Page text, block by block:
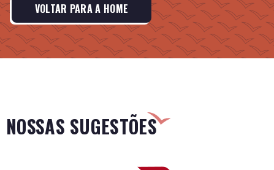
VOLTAR PARA A HOME
NOSSAS SUGESTÕES